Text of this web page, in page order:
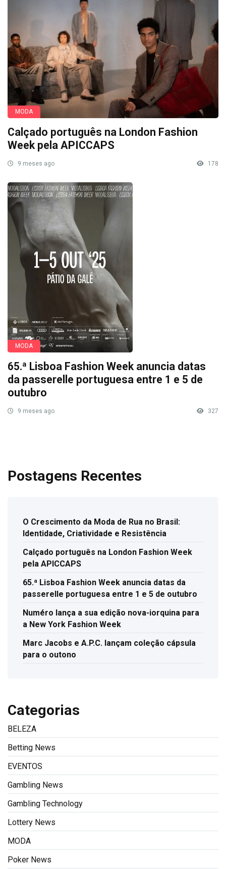
MODA
Calçado português na London Fashion
Week pela APICCAPS
9 meses ago 178
MODA
65.ª Lisboa Fashion Week anuncia datas
da passerelle portuguesa entre 1 e 5 de
outubro
9 meses ago 327
Postagens Recentes
O Crescimento da Moda de Rua no Brasil:
Identidade, Criatividade e Resistência
Calçado português na London Fashion Week
pela APICCAPS
65.ª Lisboa Fashion Week anuncia datas da
passerelle portuguesa entre 1 e 5 de outubro
Numéro lança a sua edição nova-iorquina para
a New York Fashion Week
Marc Jacobs e A.P.C. lançam coleção cápsula
para o outono
Categorias
BELEZA
Betting News
EVENTOS
Gambling News
Gambling Technology
Lottery News
MODA
Poker News